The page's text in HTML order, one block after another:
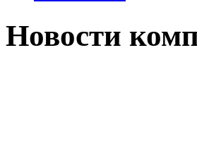
Новости